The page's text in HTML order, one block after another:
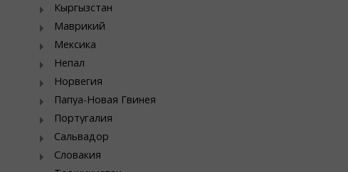
Кыргызстан
Маврикий
Мексика
Непал
Норвегия
Папуа-Новая Гвинея
Португалия
Сальвадор
Словакия